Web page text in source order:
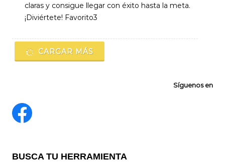
claras y consigue llegar con éxito hasta la meta.
¡Diviértete! Favorito3
CARGAR MÁS
Síguenos en
BUSCA TU HERRAMIENTA